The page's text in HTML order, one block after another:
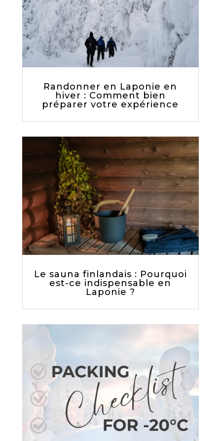
Randonner en Laponie en
hiver : Comment bien
préparer votre expérience
Le sauna finlandais : Pourquoi
est-ce indispensable en
Laponie ?